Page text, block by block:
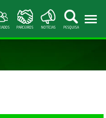
PARCEIROS NOTÍCIAS PESQUISA